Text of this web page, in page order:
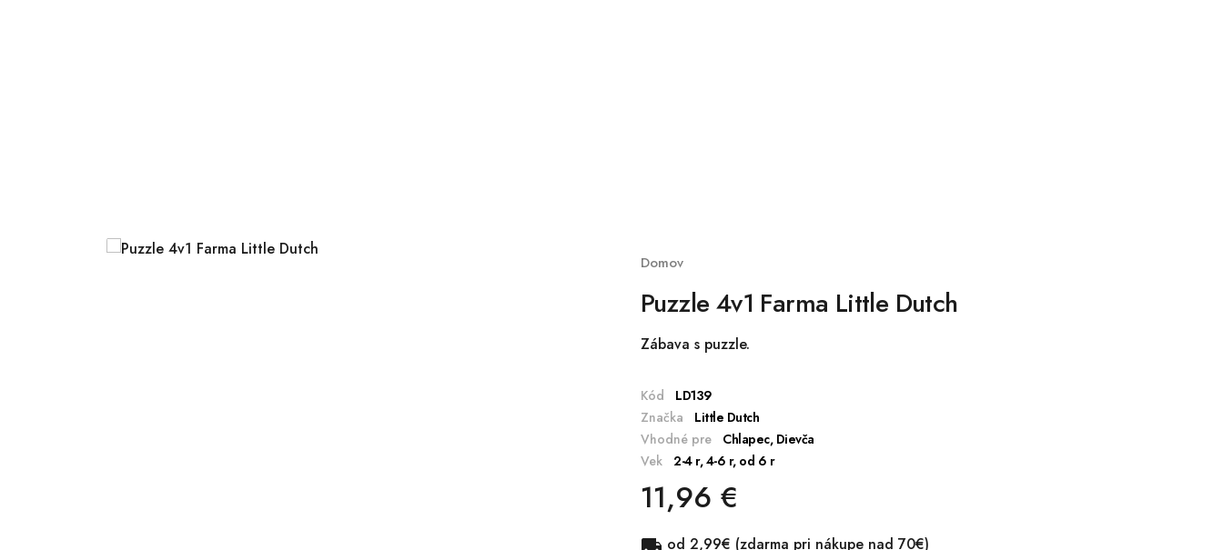
Domov
Puzzle 4v1 Farma Little Dutch
Zábava s puzzle.
Kód
LD139
Značka
Little Dutch
Vhodné pre
Chlapec, Dievča
Vek 2-4 r, 4-6 r, od 6 r
11,96 €
od 2,99€ (zdarma pri nákupe nad 70€)